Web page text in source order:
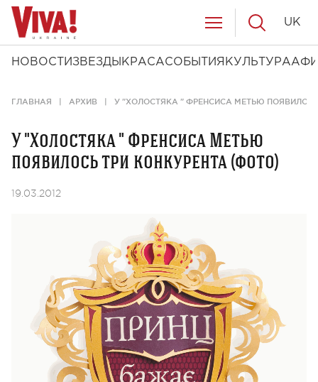
НОВОСТИ ЗВЕЗДЫ КРАСАСОБЫТИЯ КУЛЬТУРА
UK
ГЛАВНАЯ АРХИВ У "ХОЛОСТЯКА " ФРЕНСИСА МЕТЬЮ
У "Холостяка " Френсиса Метью
появилось три конкурента (фото)
19.03.2012